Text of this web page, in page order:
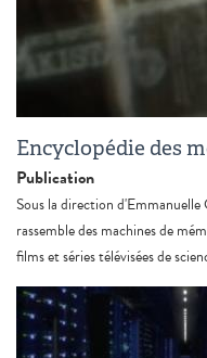
Encyclopédie des
Publication
Sous la direction
rassemble des machines de
films et séries télévisées de